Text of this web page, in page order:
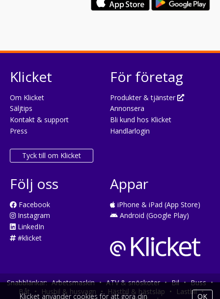
Klicket
Om Klicket
Säljtips
Kontakt & support
Press
Tyck till om Klicket
För företag
Produkter & tjänster
Annonsera
Bli kund hos Klicket
Handlarlogin
Följ oss
Facebook
Instagram
LinkedIn
#klicket
Appar
iPhone & iPad (App Store)
Android (Google Play)
Snabblänkar: Arbetsmaskin • ATV & snöskoter • Bil • Buss •
Båt • Husbil & husvagn • Hästbil & hästsläp • Lastbil •
Klicket använder cookies för att göra din OK